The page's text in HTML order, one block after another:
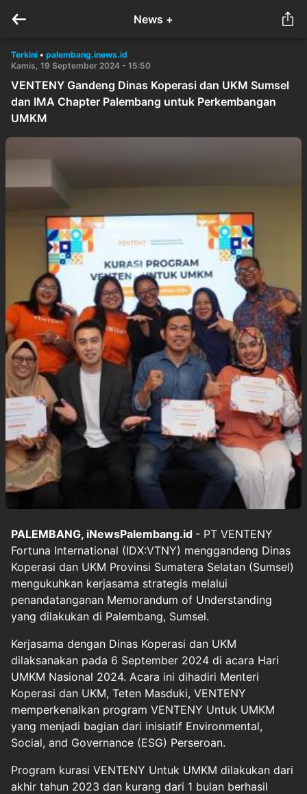
News +
Terkini • palembang.inews.id
Kamis, 19 September 2024 - 15:50
VENTENY Gandeng Dinas Koperasi dan UKM Sumsel
dan IMA Chapter Palembang untuk Perkembangan
UMKM
PALEMBANG, iNewsPalembang.id - PT VENTENY
Fortuna International (IDX:VTNY) menggandeng Dinas
Koperasi dan UKM Provinsi Sumatera Selatan (Sumsel)
mengukuhkan kerjasama strategis melalui
penandatanganan Memorandum of Understanding
yang dilakukan di Palembang, Sumsel.
Kerjasama dengan Dinas Koperasi dan UKM
dilaksanakan pada 6 September 2024 di acara Hari
UMKM Nasional 2024. Acara ini dihadiri Menteri
Koperasi dan UKM, Teten Masduki, VENTENY
memperkenalkan program VENTENY Untuk UMKM
yang menjadi bagian dari inisiatif Environmental,
Social, and Governance (ESG) Perseroan.
Program kurasi VENTENY Untuk UMKM dilakukan dari
akhir tahun 2023 dan kurang dari 1 bulan berhasil